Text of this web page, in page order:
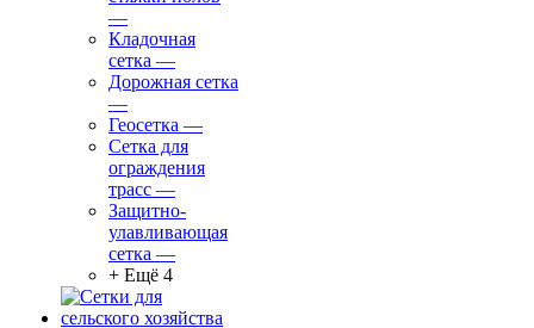
—
Кладочная
сетка —
Дорожная сетка
—
Геосетка —
Сетка для
ограждения
трасс —
Защитно-
улавливающая
сетка —
+ Ещё 4